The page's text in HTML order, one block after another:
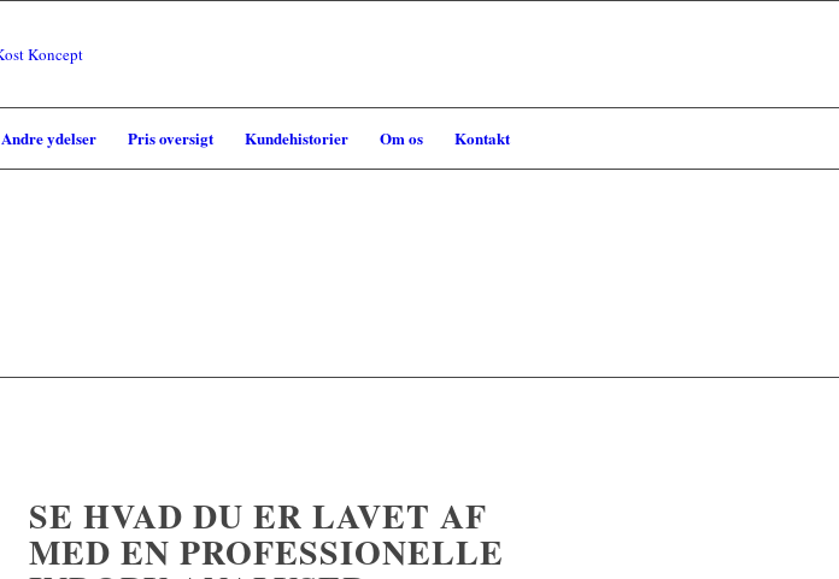
Andre ydelser Pris oversigt Kundehistorier Om os Kontakt
SE HVAD DU ER LAVET AF
MED EN PROFESSIONELLE